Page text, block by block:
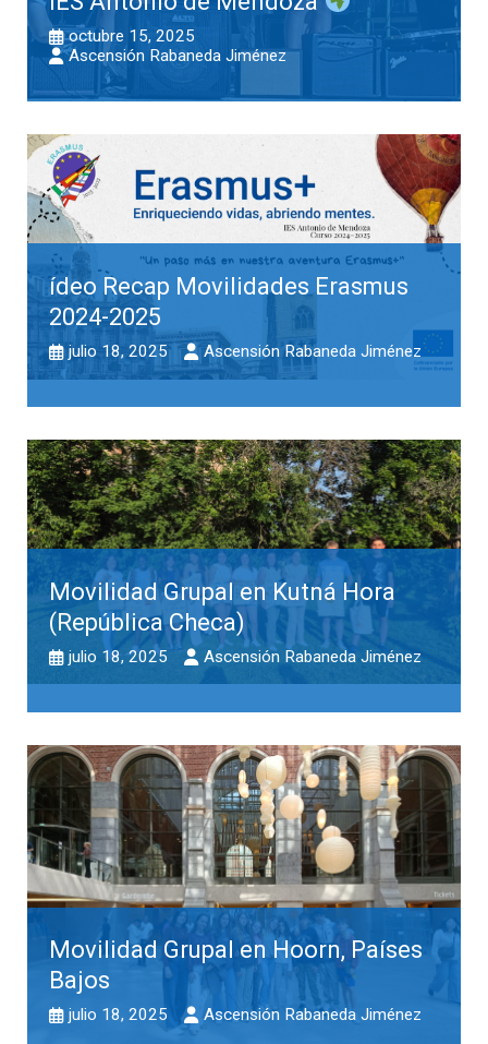
octubre 15, 2025
Ascensión Rabaneda Jiménez
ídeo Recap Movilidades Erasmus
2024-2025
julio 18, 2025 Ascensión Rabaneda Jiménez
Movilidad Grupal en Kutná Hora
(República Checa)
julio 18, 2025 Ascensión Rabaneda Jiménez
Movilidad Grupal en Hoorn, Países
Bajos
julio 18, 2025 Ascensión Rabaneda Jiménez